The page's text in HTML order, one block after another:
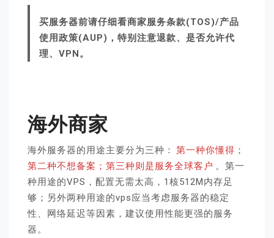
买服务器前请仔细看商家服务条款(TOS)/产品
使用政策(AUP)，特别注意退款、是否允许代
理、VPN。
海外商家
海外服务器的用途主要分为三种： 第一种你懂得；
第二种不想备案；第三种则是服务全球客户 。第一
种用途的VPS，配置无需太高，1核512M内存足
够；另外两种用途的vps应当考虑服务器的稳定
性、网络延迟等因素，建议使用性能更强的服务
器。